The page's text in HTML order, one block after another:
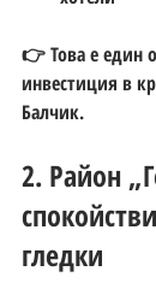
👉 Това е един
инвестиция в
Балчик.
2. Район
гледки